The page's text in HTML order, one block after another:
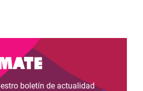
boletín de actualidad